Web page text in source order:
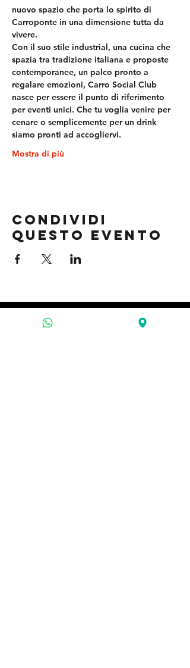
nuovo spazio che porta lo spirito di
Carroponte in una dimensione tutta da
vivere.
Con il suo stile industrial, una cucina che
spazia tra tradizione italiana e proposte
contemporanee, un palco pronto a
regalare emozioni, Carro Social Club
nasce per essere il punto di riferimento
per eventi unici. Che tu voglia venire per
cenare o semplicemente per un drink
siamo pronti ad accogliervi.
Mostra di più
Condividi
questo evento